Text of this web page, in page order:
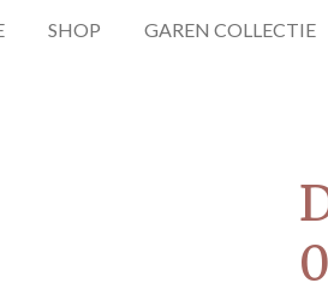
SHOP GAREN COLLECTIE